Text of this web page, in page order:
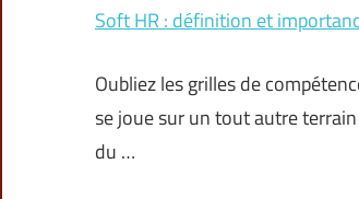
Soft HR : définition et
Oubliez les grilles de
se joue sur un tout autre
du …